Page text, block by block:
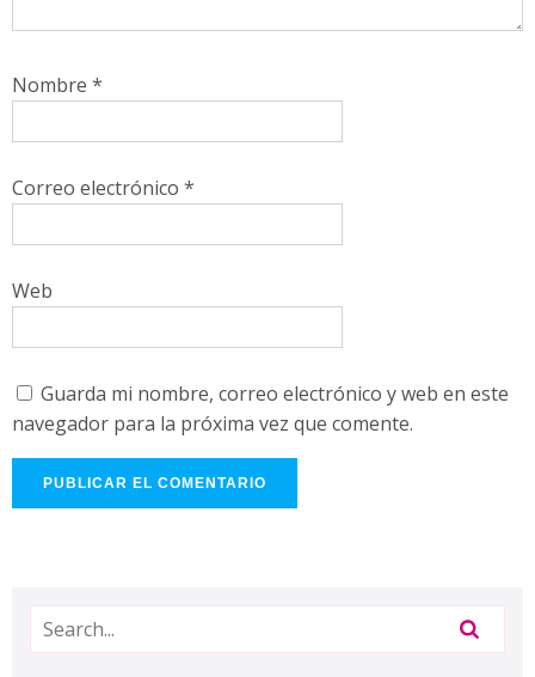
Nombre *
Correo electrónico *
Web
Guarda mi nombre, correo electrónico y web en este
navegador para la próxima vez que comente.